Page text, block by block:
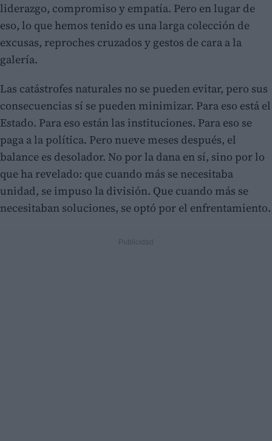
liderazgo, compromiso y empatía. Pero en lugar de
eso, lo que hemos tenido es una larga colección de
excusas, reproches cruzados y gestos de cara a la
galería.
Las catástrofes naturales no se pueden evitar, pero sus
consecuencias sí se pueden minimizar. Para eso está el
Estado. Para eso están las instituciones. Para eso se
paga a la política. Pero nueve meses después, el
balance es desolador. No por la dana en sí, sino por lo
que ha revelado: que cuando más se necesitaba
unidad, se impuso la división. Que cuando más se
necesitaban soluciones, se optó por el enfrentamiento.